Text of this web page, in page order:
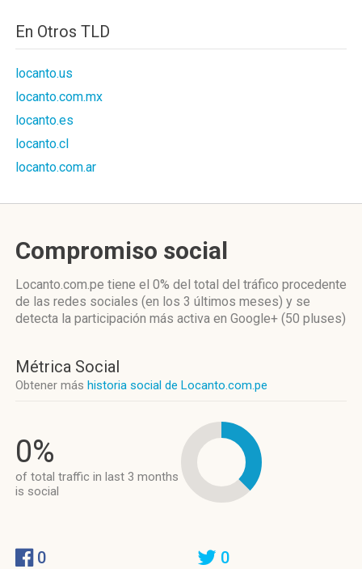
En Otros TLD
locanto.us
locanto.com.mx
locanto.es
locanto.cl
locanto.com.ar
Compromiso social
Locanto.com.pe tiene el 0% del total del tráfico procedente
de las redes sociales (en los 3 últimos meses) y se
detecta la participación más activa en Google+ (50 pluses)
Métrica Social
Obtener más historia social de Locanto.com.pe
0%
of total traffic in last 3 months
is social
0 0